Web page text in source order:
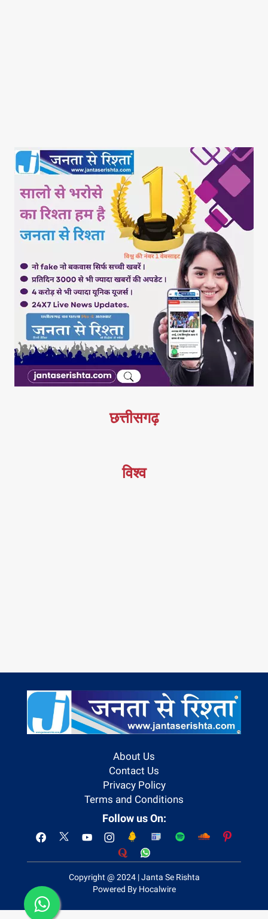
छत्तीसगढ़
विश्व
About Us
Contact Us
Privacy Policy
Terms and Conditions
Follow us On:
Copyright @ 2024 | Janta Se Rishta
Powered By Hocalwire